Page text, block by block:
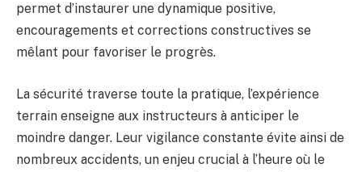
permet d’instaurer une dynamique positive,
encouragements et corrections constructives se
mêlant pour favoriser le progrès.
La sécurité traverse toute la pratique, l’expérience
terrain enseigne aux instructeurs à anticiper le
moindre danger. Leur vigilance constante évite ainsi de
nombreux accidents, un enjeu crucial à l’heure où le